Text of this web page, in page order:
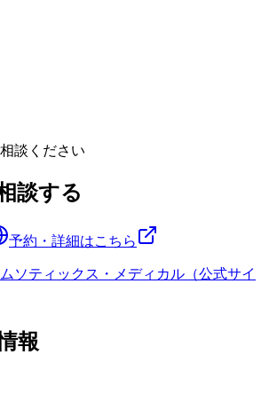
談ください
談する
予約・詳細はこちら
ソティックス・メディカル（公式サイ
報